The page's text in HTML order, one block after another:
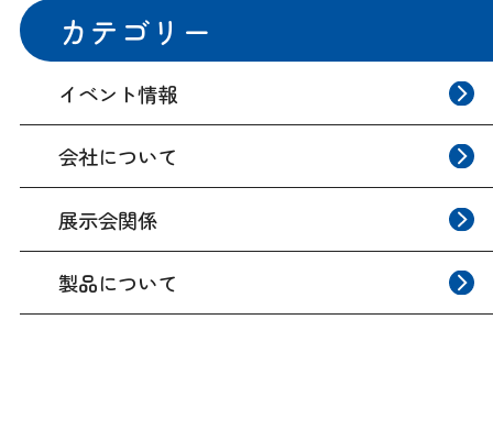
カテゴリー
イベント情報
会社について
展示会関係
製品について